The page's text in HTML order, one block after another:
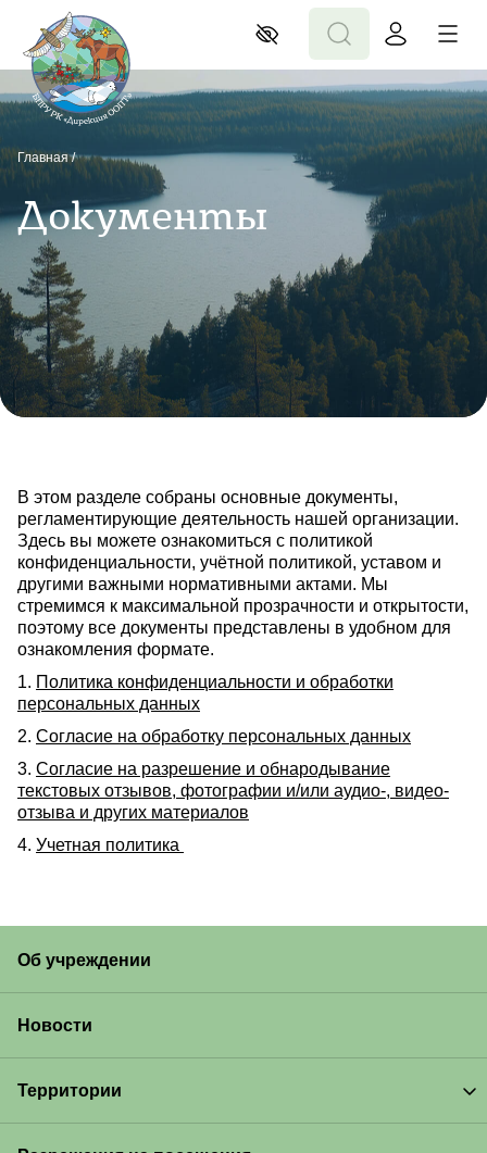
Главная/
Документы
В этом разделе собраны основные документы,
регламентирующие деятельность нашей организации.
Здесь вы можете ознакомиться с политикой
конфиденциальности, учётной политикой, уставом и
другими важными нормативными актами. Мы
стремимся к максимальной прозрачности и открытости,
поэтому все документы представлены в удобном для
ознакомления формате.
1. Политика конфиденциальности и обработки
персональных данных
2. Согласие на обработку персональных данных
3. Согласие на разрешение и обнародывание
текстовых отзывов, фотографии и/или аудио-, видео-
отзыва и других материалов
4. Учетная политика
Об учреждении
Новости
Территории